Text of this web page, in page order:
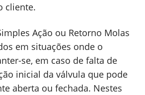
cliente.
Ação ou Retorno Molas
em situações onde o
se, em caso de falta de
inicial da válvula que pode
aberta ou fechada. Nestes